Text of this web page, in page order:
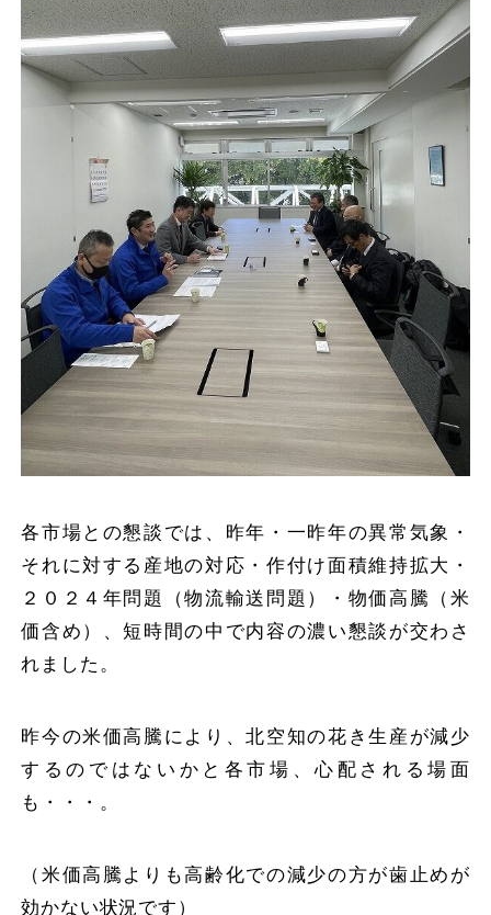
各市場との懇談では、昨年・一昨年の異常気象・
それに対する産地の対応・作付け面積維持拡大・
２０２４年問題（物流輸送問題）・物価高騰（米
価含め）、短時間の中で内容の濃い懇談が交わさ
れました。
昨今の米価高騰により、北空知の花き生産が減少
するのではないかと各市場、心配される場面
も・・・。
（米価高騰よりも高齢化での減少の方が歯止めが
効かない状況です）